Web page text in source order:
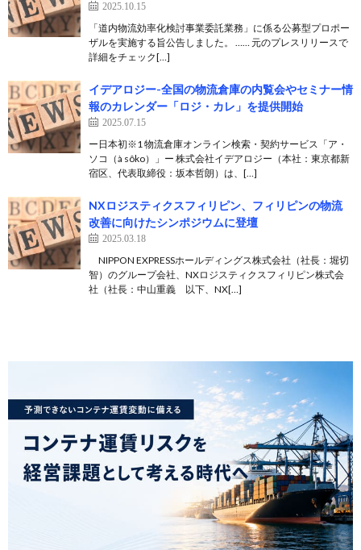
2025.10.15
「道内物流効率化検討事業委託業務」に係る公募型プロポー
ザルを実施する旨公告しました。 …… 元のプレスリリースで
詳細をチェック[…]
イデアロジー-全国の物流倉庫の内覧会やセミナー情
報のカレンダー「ロジ・カレ」を提供開始
2025.07.15
ー日本初※1 物流倉庫オンライン検索・契約サービス「ア・
ソコ（à sôko）」ー 株式会社イデアロジー（本社：東京都新
宿区、代表取締役：坂本哲朗）は、[…]
NXロジスティクスフィリピン、フィリピンの物流
改善に向けたシンポジウムに登壇
2025.03.18
NIPPON EXPRESSホールディングス株式会社（社長：堀切
智）のグループ会社、NXロジスティクスフィリピン株式会
社（社長：中山重義 以下、NX[…]